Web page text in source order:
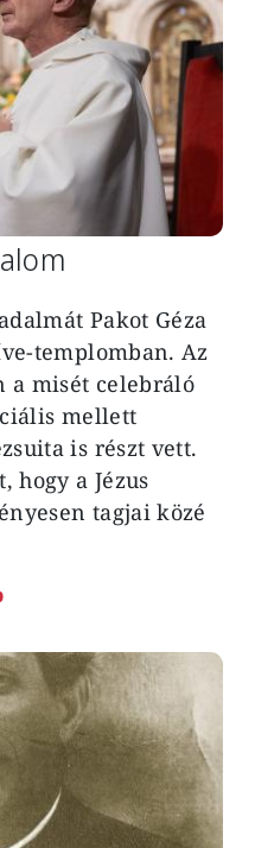
Pakot Géza
templomban. Az
a misét celebráló
mellett
is részt vett.
hogy a Jézus
tagjai közé